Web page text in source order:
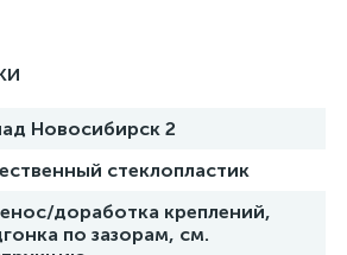
Новосибирск 2
стеклопластик
доработка креплений,
по зазорам, см.